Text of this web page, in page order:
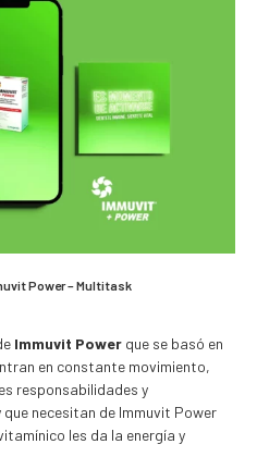
Power – Multitask
Immuvit Power que se basó en
en constante movimiento,
responsabilidades y
necesitan de Immuvit Power
les da la energía y